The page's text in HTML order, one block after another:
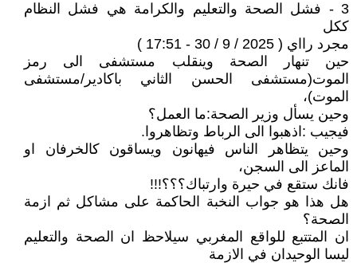
3 - فشل الصحة والتعليم والكرامة هي فشل النظام
ككل
مجرد رااي ( 2025 / 9 / 30 - 17:51 )
حين تنهار الصحة وينقلب مستشفى الى رمز
الموت(مستشفى الحسن الثاني باكادير/مستشفى
الموت)،
وحين يسأل وزير الصحة:ما العمل؟
فيجيب :اذهبوا الى الرباط وتظاهروا.
وحين يتظاهر الناس فيهانون ويساقون كالخرفان او
الماعز الى السجن،
فانك ستقع في حيرة وارتباك؟؟؟!!!
هل هذا هو جواب النخبة الحاكمة على مشاكل ثم ازمة
الصحة؟
ان المتتبع للواقع المغربي سيلاحظ ان الصحة والتعليم
ليسا الوحيدان في الازمة